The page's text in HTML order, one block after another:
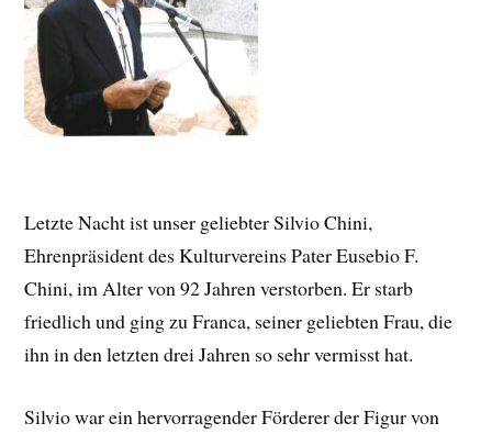
Letzte Nacht ist unser geliebter Silvio Chini,
Ehrenpräsident des Kulturvereins Pater Eusebio F.
Chini, im Alter von 92 Jahren verstorben. Er starb
friedlich und ging zu Franca, seiner geliebten Frau, die
ihn in den letzten drei Jahren so sehr vermisst hat.
Silvio war ein hervorragender Förderer der Figur von